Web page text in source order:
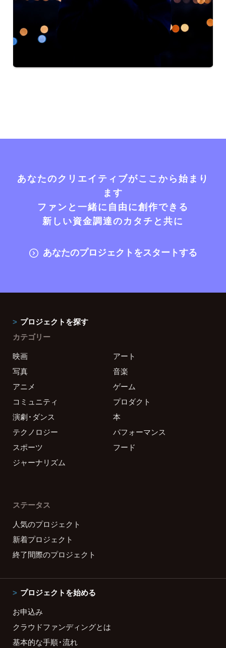
あなたのクリエイティブがここから始まり
ます
ファンと一緒に自由に創作できる
新しい資金調達のカタチと共に
あなたのプロジェクトをスタートする
プロジェクトを探す
カテゴリー
映画
アート
写真
音楽
アニメ
ゲーム
コミュニティ
プロダクト
演劇・ダンス
本
テクノロジー
パフォーマンス
スポーツ
フード
ジャーナリズム
ステータス
人気のプロジェクト
新着プロジェクト
終了間際のプロジェクト
プロジェクトを始める
お申込み
クラウドファンディングとは
基本的な手順・流れ